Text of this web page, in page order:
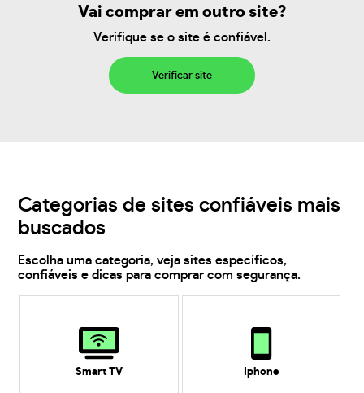
Vai comprar em outro site?
Verifique se o site é confiável.
Verificar site
Categorias de sites confiáveis mais
buscados
Escolha uma categoria, veja sites específicos,
confiáveis e dicas para comprar com segurança.
Smart TV Iphone